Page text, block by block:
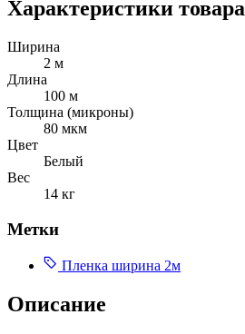
Характеристики товара
Ширина
2 м
Длина
100 м
Толщина (микроны)
80 мкм
Цвет
Белый
Вес
14 кг
Метки
Пленка ширина 2м
Описание